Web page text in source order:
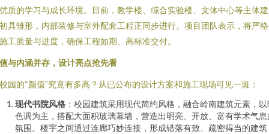
质的学习与成长环境。目前，教学楼、综合实验楼、文体中心等主体
具雏形，内部装修与室外配套工程正同步进行。项目团队表示，将严
工质量与进度，确保工程如期、高标准交付。
与内涵并存，设计亮点抢先看
园的“颜值”究竟有多高？从已公布的设计方案和施工现场可见一斑：
现代书院风格 ：校园建筑采用现代简约风格，融合岭南建筑元素，以
色调为主，搭配大面积玻璃幕墙，营造出明亮、开放、富有学术气息
氛围。楼宇之间通过连廊巧妙连接，形成错落有致、疏密得当的建筑